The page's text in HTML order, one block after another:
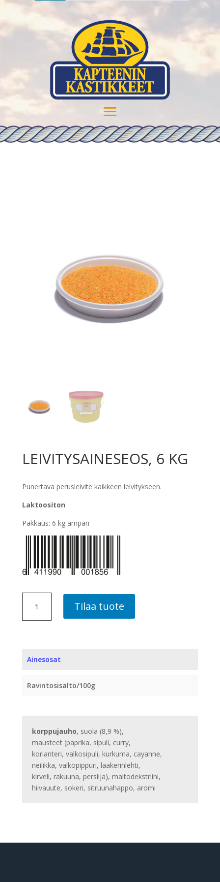
LEIVITYSAINESEOS, 6 KG
Punertava perusleivite kaikkeen leivitykseen.
Laktoositon
Pakkaus: 6 kg ämpäri
LEIVITYSAINESEOS,
KG
Tilaa tuote
Ainesosat
Ravintosisältö/100g
korppujauho, suola (8,9 %),
mausteet (paprika, sipuli, curry,
korianteri, valkosipuli, kurkuma, cayanne,
neilikka, valkopippuri, laakerinlehti,
kirveli, rakuuna, persilja), maltodekstriini,
hiivauute, sokeri, sitruunahappo, aromi